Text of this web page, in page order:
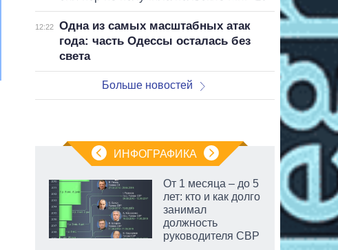
12:22
Одна из самых масштабных атак
года: часть Одессы осталась без
света
Больше новостей
ИНФОГРАФИКА
От 1 месяца – до 5
лет: кто и как долго
занимал
должность
руководителя СВР